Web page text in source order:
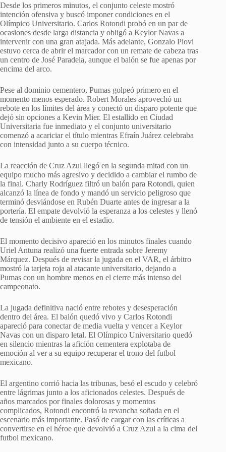
Desde los primeros minutos, el conjunto celeste mostró
intención ofensiva y buscó imponer condiciones en el
Olímpico Universitario. Carlos Rotondi probó en un par de
ocasiones desde larga distancia y obligó a Keylor Navas a
intervenir con una gran atajada. Más adelante, Gonzalo Piovi
estuvo cerca de abrir el marcador con un remate de cabeza tras
un centro de José Paradela, aunque el balón se fue apenas por
encima del arco.
Pese al dominio cementero, Pumas golpeó primero en el
momento menos esperado. Robert Morales aprovechó un
rebote en los límites del área y conectó un disparo potente que
dejó sin opciones a Kevin Mier. El estallido en Ciudad
Universitaria fue inmediato y el conjunto universitario
comenzó a acariciar el título mientras Efraín Juárez celebraba
con intensidad junto a su cuerpo técnico.
La reacción de Cruz Azul llegó en la segunda mitad con un
equipo mucho más agresivo y decidido a cambiar el rumbo de
la final. Charly Rodríguez filtró un balón para Rotondi, quien
alcanzó la línea de fondo y mandó un servicio peligroso que
terminó desviándose en Rubén Duarte antes de ingresar a la
portería. El empate devolvió la esperanza a los celestes y llenó
de tensión el ambiente en el estadio.
El momento decisivo apareció en los minutos finales cuando
Uriel Antuna realizó una fuerte entrada sobre Jeremy
Márquez. Después de revisar la jugada en el VAR, el árbitro
mostró la tarjeta roja al atacante universitario, dejando a
Pumas con un hombre menos en el cierre más intenso del
campeonato.
La jugada definitiva nació entre rebotes y desesperación
dentro del área. El balón quedó vivo y Carlos Rotondi
apareció para conectar de media vuelta y vencer a Keylor
Navas con un disparo letal. El Olímpico Universitario quedó
en silencio mientras la afición cementera explotaba de
emoción al ver a su equipo recuperar el trono del futbol
mexicano.
El argentino corrió hacia las tribunas, besó el escudo y celebró
entre lágrimas junto a los aficionados celestes. Después de
años marcados por finales dolorosas y momentos
complicados, Rotondi encontró la revancha soñada en el
escenario más importante. Pasó de cargar con las críticas a
convertirse en el héroe que devolvió a Cruz Azul a la cima del
futbol mexicano.